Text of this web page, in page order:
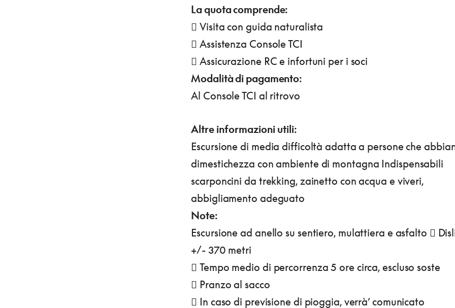
La quota comprende:
 Visita con guida naturalista
 Assistenza Console TCI
 Assicurazione RC e infortuni per i soci
Modalità di pagamento:
Al Console TCI al ritrovo
Altre informazioni utili:
Escursione di media difficoltà adatta a persone che
dimestichezza con ambiente di montagna Indispensabili
scarponcini da trekking, zainetto con acqua e viveri,
abbigliamento adeguato
Note:
Escursione ad anello su sentiero, mulattiera e asfalto 
+/- 370 metri
 Tempo medio di percorrenza 5 ore circa, escluso soste
 Pranzo al sacco
 In caso di previsione di pioggia, verrà’ comunicato